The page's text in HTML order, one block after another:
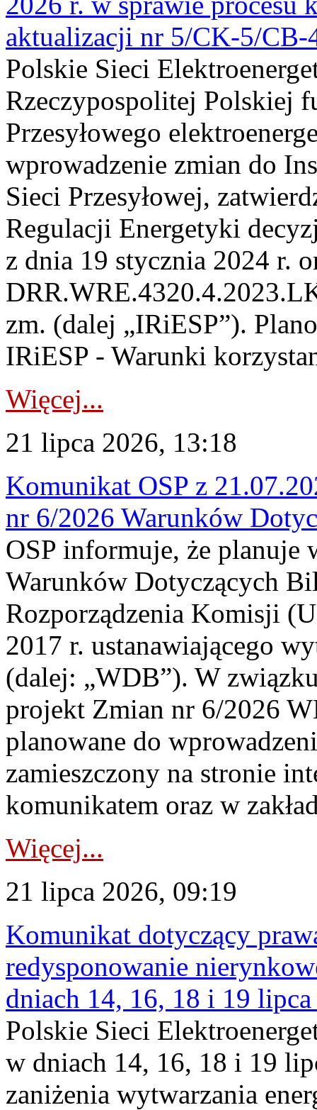
aktualizacji nr 5/CK-5/CB-
Polskie Sieci
Rzeczypospolitej Polskiej
Przesyłowego
wprowadzenie zmian do
Sieci Przesyłowej,
Regulacji Energetyki
z dnia 19 stycznia 2024 r.
zm. (dalej „IRiESP”).
IRiESP - Warunki
Więcej...
21 lipca 2026, 13:18
Komunikat OSP z
nr 6/2026 Warunków
OSP informuje, że planuje
Warunków Dotyczących
Rozporządzenia Komisji
2017 r. ustanawiającego
(dalej: „WDB”). W
projekt Zmian nr 6/2026
planowane do
zamieszczony na stronie
komunikatem oraz w
Więcej...
21 lipca 2026, 09:19
Komunikat dotyczący
redysponowanie
dniach 14, 16, 18 i 19
Polskie Sieci
w dniach 14, 16, 18 i 19
zaniżenia wytwarzania